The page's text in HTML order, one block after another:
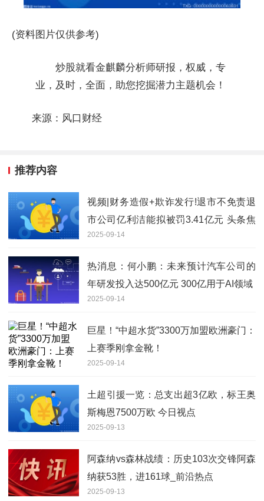
(资料图片仅供参考)
炒股就看金麒麟分析师研报，权威，专
业，及时，全面，助您挖掘潜力主题机会！
来源：风口财经
推荐内容
视频|财务造假+欺诈发行!退市不免责退
市公司亿利洁能拟被罚3.41亿元 头条焦
点
2025-09-14
热消息：何小鹏：未来预计汽车公司的
年研发投入达500亿元 300亿用于AI领域
2025-09-14
巨星！“中超水货”3300万加盟欧洲豪门：
上赛季刚拿金靴！
2025-09-14
土超引援一览：总支出超3亿欧，标王奥
斯梅恩7500万欧 今日视点
2025-09-13
阿森纳vs森林战绩：历史103次交锋阿森
纳获53胜，进161球_前沿热点
2025-09-13